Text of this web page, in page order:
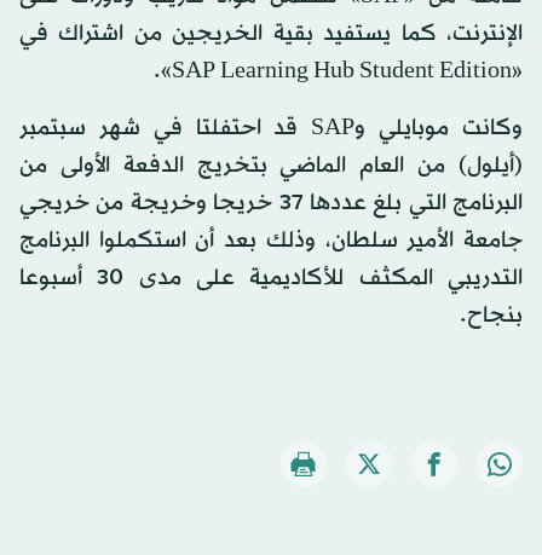
الإنترنت، كما يستفيد بقية الخريجين من اشتراك في
«SAP Learning Hub Student Edition».
وكانت موبايلي وSAP قد احتفلتا في شهر سبتمبر
(أيلول) من العام الماضي بتخريج الدفعة الأولى من
البرنامج التي بلغ عددها 37 خريجا وخريجة من خريجي
جامعة الأمير سلطان، وذلك بعد أن استكملوا البرنامج
التدريبي المكثف للأكاديمية على مدى 30 أسبوعا
بنجاح.